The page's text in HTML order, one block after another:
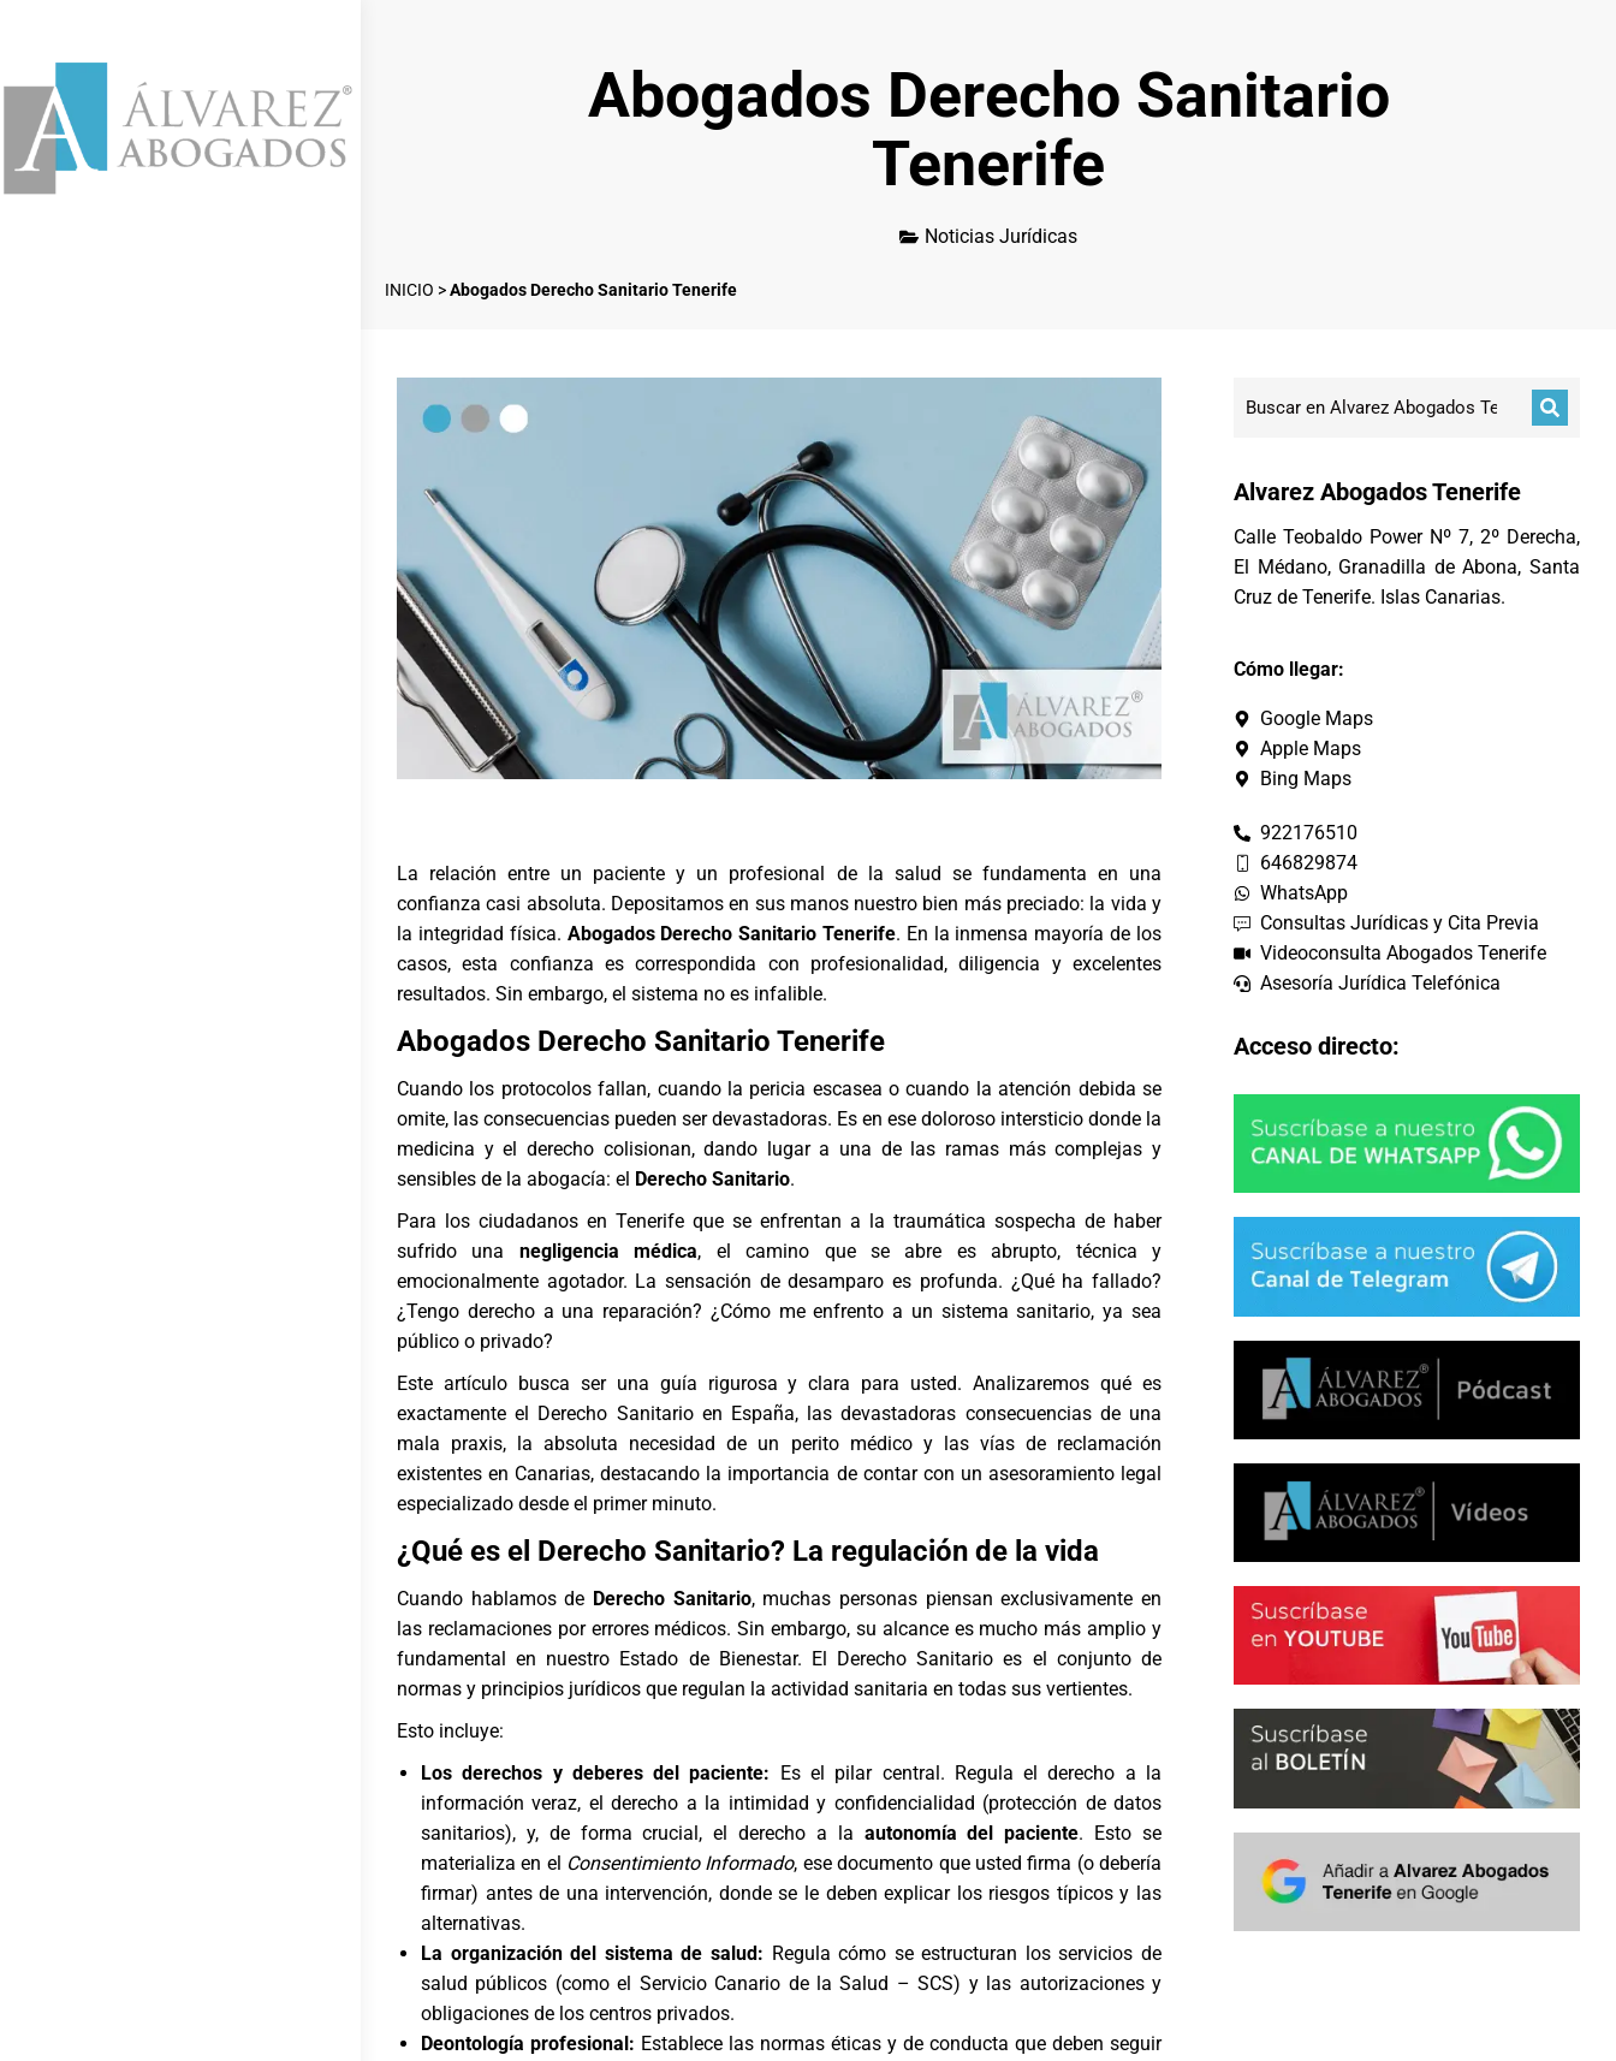
Abogados Derecho Sanitario
Tenerife
Noticias Jurídicas
INICIO >Abogados Derecho Sanitario Tenerife
La relación entre un paciente y un profesional de la salud se fundamenta en una
confianza casi absoluta. Depositamos en sus manos nuestro bien más preciado: la vida y
la integridad física. Abogados Derecho Sanitario Tenerife. En la inmensa mayoría de los
casos, esta confianza es correspondida con profesionalidad, diligencia y excelentes
resultados. Sin embargo, el sistema no es infalible.
Abogados Derecho Sanitario Tenerife
Cuando los protocolos fallan, cuando la pericia escasea o cuando la atención debida se
omite, las consecuencias pueden ser devastadoras. Es en ese doloroso intersticio donde la
medicina y el derecho colisionan, dando lugar a una de las ramas más complejas y
sensibles de la abogacía: el Derecho Sanitario.
Para los ciudadanos en Tenerife que se enfrentan a la traumática sospecha de haber
sufrido una negligencia médica, el camino que se abre es abrupto, técnica y
emocionalmente agotador. La sensación de desamparo es profunda. ¿Qué ha fallado?
¿Tengo derecho a una reparación? ¿Cómo me enfrento a un sistema sanitario, ya sea
público o privado?
Este artículo busca ser una guía rigurosa y clara para usted. Analizaremos qué es
exactamente el Derecho Sanitario en España, las devastadoras consecuencias de una
mala praxis, la absoluta necesidad de un perito médico y las vías de reclamación
existentes en Canarias, destacando la importancia de contar con un asesoramiento legal
especializado desde el primer minuto.
¿Qué es el Derecho Sanitario? La regulación de la vida
Cuando hablamos de Derecho Sanitario, muchas personas piensan exclusivamente en
las reclamaciones por errores médicos. Sin embargo, su alcance es mucho más amplio y
fundamental en nuestro Estado de Bienestar. El Derecho Sanitario es el conjunto de
normas y principios jurídicos que regulan la actividad sanitaria en todas sus vertientes.
Esto incluye:
Los derechos y deberes del paciente: Es el pilar central. Regula el derecho a la
información veraz, el derecho a la intimidad y confidencialidad (protección de datos
sanitarios), y, de forma crucial, el derecho a la autonomía del paciente. Esto se
materializa en el Consentimiento Informado, ese documento que usted firma (o debería
firmar) antes de una intervención, donde se le deben explicar los riesgos típicos y las
alternativas.
La organización del sistema de salud: Regula cómo se estructuran los servicios de
salud públicos (como el Servicio Canario de la Salud – SCS) y las autorizaciones y
obligaciones de los centros privados.
Deontología profesional: Establece las normas éticas y de conducta que deben seguir
Alvarez Abogados Tenerife
Calle Teobaldo Power Nº 7, 2º Derecha,
El Médano, Granadilla de Abona, Santa
Cruz de Tenerife. Islas Canarias.
Cómo llegar:
Google Maps
Apple Maps
Bing Maps
922176510
646829874
WhatsApp
Consultas Jurídicas y Cita Previa
Videoconsulta Abogados Tenerife
Asesoría Jurídica Telefónica
Acceso directo: